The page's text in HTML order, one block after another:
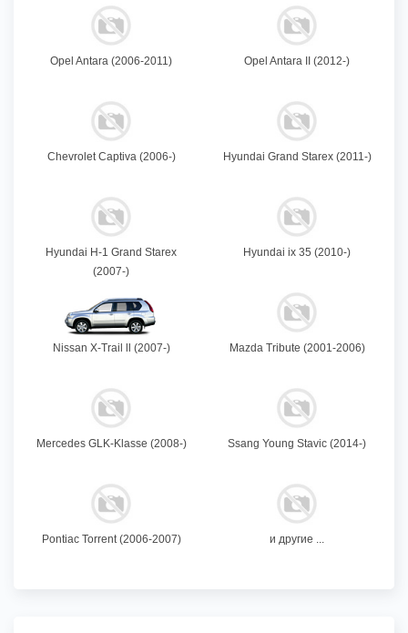
Opel Antara (2006-2011) Opel Antara II (2012-)
Chevrolet Captiva (2006-) Hyundai Grand Starex (2011-)
Hyundai H-1 Grand Starex
(2007-)
Hyundai ix 35 (2010-)
Nissan X-Trail ll (2007-) Mazda Tribute (2001-2006)
Mercedes GLK-Klasse (2008-) Ssang Young Stavic (2014-)
Pontiac Torrent (2006-2007) и другие ...